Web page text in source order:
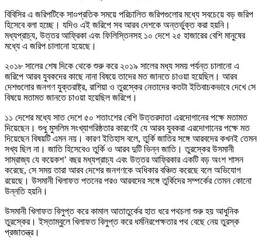
বিবিসির এ জরিপটিকে সা¤প্রতিক সময়ে পরিচালিত জরিপগুলোর মধ্যে সবচেয়ে বড় জরিপ
হিসেবে বলা হচ্ছে। যদিও এই জরিপে সব আরব দেশকে অন্তর্ভুক্ত করা হয়নি।
মধ্যপ্রাচ্য, উত্তর আফ্রিকা এবং ফিলিস্তিনসহ ১০ দেশে ২৫ হাজারের বেশি মানুষের
মধ্যে এ জরিপ চালানো হয়েছে।
২০১৮ সালের শেষ দিকে থেকে শুরু করে ২০১৯ সালের মধ্য সময় পর্যন্ত চালানো এ
জরিপে আরব যুবকদের কাছে নানা বিষয়ে তাদের মত জানতে চাওয়া হয়েছিল। আরব
দেশগুলোর জনগণ যুক্তরাষ্ট্র, রাশিয়া ও তুরস্কের নেতাদের কতটা ইতিবাচকভাবে দেখে সে
বিষয়ে মতামত জানতে চাওয়া হয়েছিল জরিপে।
১১ দেশের মধ্যে সাত দেশে ৫০ শতাংশের বেশি উত্তরদাতা এরদোগানের পক্ষে মতামত
দিয়েছেন। শুধু মুসলিম সংখ্যাগরিষ্ঠতার কারণেই যে আরব যুবকরা এরদোগানের পক্ষে মত
দিয়েছেন বিষয়টি এমন নয়। কারণ ইতিহাস বলে, তুর্কি জাতির সঙ্গে আরবদের কখনই তেমন
সখ্য ছিল না। জাতি হিসেবেও তুর্কি ও আরব দুটি ভিন্ন জাতি। তুরস্কের উসমানী
সাম্রাজ্য যে কয়েকশ’ বছর মধ্যপ্রাচ্য এবং উত্তর আফ্রিকার একটি বড় অংশ শাসন
করেছে, সে সময় তারা আরব দেশের জনগণকে অধিকার বঞ্চিত করেছে বলে অভিযোগ
রয়েছে। উসমানী খিলাফত পতনের পরও আরবদের সঙ্গে তুর্কিদের সম্পর্কের তেমন কোনো
উন্নতি হয়নি।
উসমানী খিলাফত বিলুপ্ত করে কামাল আতাতুর্কের হাত ধরে পথচলা শুরু হয় আধুনিক
তুরস্কের। ইস্তাম্বুলে খিলাফত বিলুপ্ত করে ধর্মনিরপেক্ষতার পথ বেছে নেয় তুরস্ক
প্রজাতন্ত্র।